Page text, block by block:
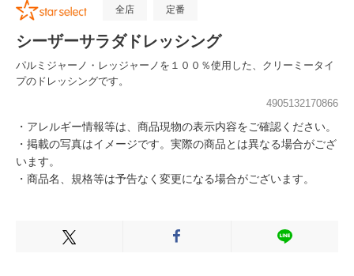
全店 定番
シーザーサラダドレッシング
パルミジャーノ・レッジャーノを１００％使用した、クリーミータイ
プのドレッシングです。
4905132170866
・アレルギー情報等は、商品現物の表示内容をご確認ください。
・掲載の写真はイメージです。実際の商品とは異なる場合がござ
います。
・商品名、規格等は予告なく変更になる場合がございます。
Xでシェアする FacebookでシェアするLINEでシェ